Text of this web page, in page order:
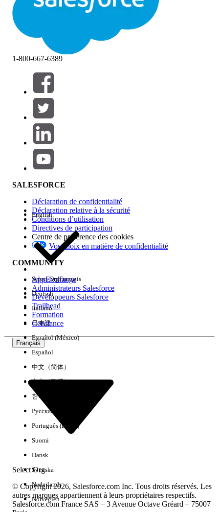
Fermer
Filtres (0)
SÉLECTIONNER DES FILTRES
Gamme de produits
Impact des fonctionnalités
Edition
Expérience
Aucun résultat
1-800-667-6389
SALESFORCE
Déclaration de confidentialité
Déclaration relative à la sécurité
Conditions d’utilisation
Directives de participation
Centre de préférence des cookies
Vos choix en matière de confidentialité
COMMUNITY
AppExchange
Administrateurs Salesforce
Développeurs Salesforce
Trailhead
Formation
Confiance
Français
Select Org
English
Select OrgFrançais
Deutsch
Italiano
日本語
Español (México)
Español
中文（简体）
中文（繁體）
한국어
Русский
Português (Brasil)
Suomi
Dansk
Svenska
Nederlands
Norvégien
© Copyright 2026, Salesforce.com Inc. Tous droits réservés. Les
autres marques appartiennent à leurs propriétaires respectifs.
Salesforce.com France SAS – 3 Avenue Octave Gréard – 75007